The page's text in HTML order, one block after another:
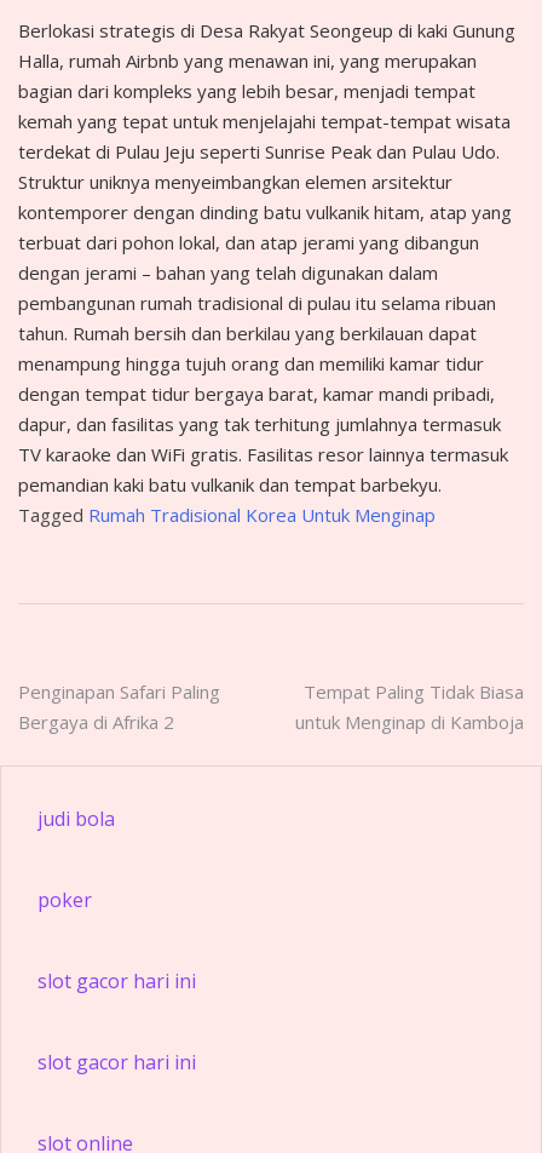
Berlokasi strategis di Desa Rakyat Seongeup di kaki Gunung
Halla, rumah Airbnb yang menawan ini, yang merupakan
bagian dari kompleks yang lebih besar, menjadi tempat
kemah yang tepat untuk menjelajahi tempat-tempat wisata
terdekat di Pulau Jeju seperti Sunrise Peak dan Pulau Udo.
Struktur uniknya menyeimbangkan elemen arsitektur
kontemporer dengan dinding batu vulkanik hitam, atap yang
terbuat dari pohon lokal, dan atap jerami yang dibangun
dengan jerami – bahan yang telah digunakan dalam
pembangunan rumah tradisional di pulau itu selama ribuan
tahun. Rumah bersih dan berkilau yang berkilauan dapat
menampung hingga tujuh orang dan memiliki kamar tidur
dengan tempat tidur bergaya barat, kamar mandi pribadi,
dapur, dan fasilitas yang tak terhitung jumlahnya termasuk
TV karaoke dan WiFi gratis. Fasilitas resor lainnya termasuk
pemandian kaki batu vulkanik dan tempat barbekyu.
Tagged Rumah Tradisional Korea Untuk Menginap
Post
navigation
Penginapan Safari Paling
Bergaya di Afrika 2
Tempat Paling Tidak Biasa
untuk Menginap di Kamboja
judi bola
poker
slot gacor hari ini
slot gacor hari ini
slot online